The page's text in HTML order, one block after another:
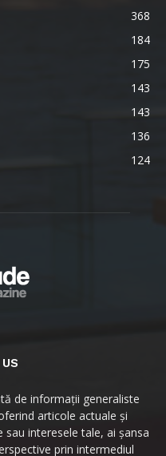
368
184
175
143
143
136
124
de informații generaliste
articole actuale și
interesele tale, ai șansa
prin intermediul